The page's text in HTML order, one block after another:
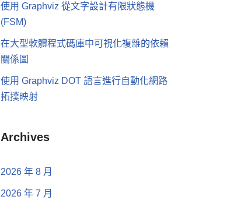
使用 Graphviz 從文字設計有限狀態機
(FSM)
在大型軟體程式碼庫中可視化複雜的依賴
關係圖
使用 Graphviz DOT 語言進行自動化網路
拓撲映射
Archives
2026 年 8 月
2026 年 7 月